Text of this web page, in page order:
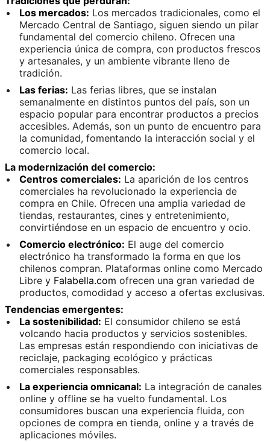
Los mercados: Los mercados tradicionales, como el
Mercado Central de Santiago, siguen siendo un pilar
fundamental del comercio chileno. Ofrecen una
experiencia única de compra, con productos frescos
y artesanales, y un ambiente vibrante lleno de
tradición.
Las ferias: Las ferias libres, que se instalan
semanalmente en distintos puntos del país, son un
espacio popular para encontrar productos a precios
accesibles. Además, son un punto de encuentro para
la comunidad, fomentando la interacción social y el
comercio local.
La modernización del comercio:
Centros comerciales: La aparición de los centros
comerciales ha revolucionado la experiencia de
compra en Chile. Ofrecen una amplia variedad de
tiendas, restaurantes, cines y entretenimiento,
convirtiéndose en un espacio de encuentro y ocio.
Comercio electrónico: El auge del comercio
electrónico ha transformado la forma en que los
chilenos compran. Plataformas online como Mercado
Libre y Falabella.com ofrecen una gran variedad de
productos, comodidad y acceso a ofertas exclusivas.
Tendencias emergentes:
La sostenibilidad: El consumidor chileno se está
volcando hacia productos y servicios sostenibles.
Las empresas están respondiendo con iniciativas de
reciclaje, packaging ecológico y prácticas
comerciales responsables.
La experiencia omnicanal: La integración de canales
online y offline se ha vuelto fundamental. Los
consumidores buscan una experiencia fluida, con
opciones de compra en tienda, online y a través de
aplicaciones móviles.